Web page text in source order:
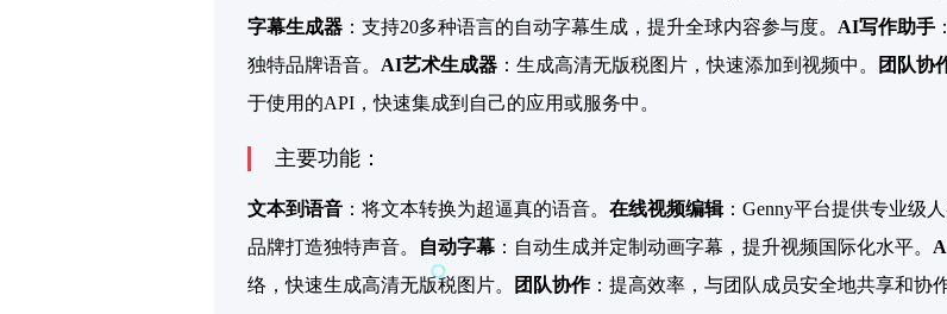
字幕生成器 ：支持20多种语言的自动字幕生成，提升全球内容参与度。 AI写作助手
独特品牌语音。 AI艺术生成器 ：生成高清无版税图片，快速添加到视频中。 团队协
于使用的API，快速集成到自己的应用或服务中。
主要功能：
文本到语音 ：将文本转换为超逼真的语音。 在线视频编辑：Genny平台提供专业级
品牌打造独特声音。
自动字幕 ：自动生成并定制动画字幕，提升视频国际化水平。
络，快速生成高清无版税图片。
团队协作：提高效率，与团队成员安全地共享和协